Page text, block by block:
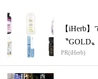
【iHerb
〝GOLD
PR(iHerb)